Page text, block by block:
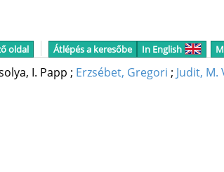
oldal Átlépés a keresőbe In English
I. Papp ; Erzsébet, Gregori ; Judit, M.